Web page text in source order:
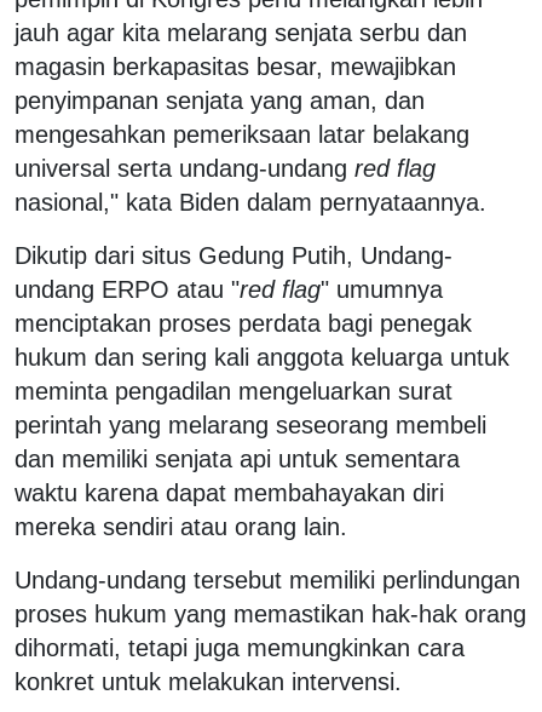
jauh agar kita melarang senjata serbu dan
magasin berkapasitas besar, mewajibkan
penyimpanan senjata yang aman, dan
mengesahkan pemeriksaan latar belakang
universal serta undang-undang red flag
nasional," kata Biden dalam pernyataannya.
Dikutip dari situs Gedung Putih, Undang-
undang ERPO atau "red flag" umumnya
menciptakan proses perdata bagi penegak
hukum dan sering kali anggota keluarga untuk
meminta pengadilan mengeluarkan surat
perintah yang melarang seseorang membeli
dan memiliki senjata api untuk sementara
waktu karena dapat membahayakan diri
mereka sendiri atau orang lain.
Undang-undang tersebut memiliki perlindungan
proses hukum yang memastikan hak-hak orang
dihormati, tetapi juga memungkinkan cara
konkret untuk melakukan intervensi.